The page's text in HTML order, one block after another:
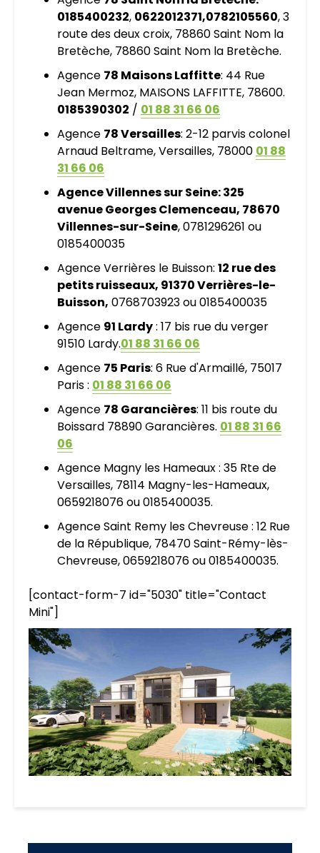
0185400232, 0622012371,0782105560, 3
route des deux croix, 78860 Saint Nom la
Bretèche, 78860 Saint Nom la Bretèche.
Agence 78 Maisons Laffitte: 44 Rue
Jean Mermoz, MAISONS LAFFITTE, 78600.
0185390302 / 01 88 31 66 06
Agence 78 Versailles: 2-12 parvis colonel
Arnaud Beltrame, Versailles, 78000 01 88
31 66 06
Agence Villennes sur Seine: 325
avenue Georges Clemenceau, 78670
Villennes-sur-Seine, 0781296261 ou
0185400035
Agence Verrières le Buisson: 12 rue des
petits ruisseaux, 91370 Verrières-le-
Buisson, 0768703923 ou 0185400035
Agence 91 Lardy: 17 bis rue du verger
91510 Lardy.01 88 31 66 06
Agence 75 Paris: 6 Rue d'Armaillé, 75017
Paris : 01 88 31 66 06
Agence 78 Garancières: 11 bis route du
Boissard 78890 Garancières. 01 88 31 66
06
Agence Magny les Hameaux : 35 Rte de
Versailles, 78114 Magny-les-Hameaux,
0659218076 ou 0185400035.
Agence Saint Remy les Chevreuse : 12 Rue
de la République, 78470 Saint-Rémy-lès-
Chevreuse, 0659218076 ou 0185400035.
[contact-form-7 id="5030" title="Contact
Mini"]